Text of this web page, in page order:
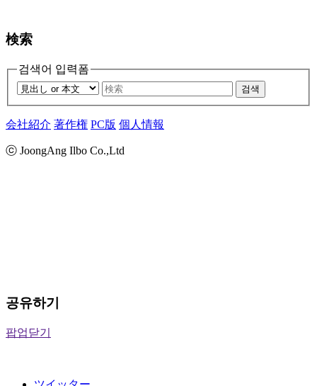
検索
검색어 입력폼
검색
会社紹介 著作権 PC版 個人情報
ⓒ JoongAng Ilbo Co.,Ltd
공유하기
팝업닫기